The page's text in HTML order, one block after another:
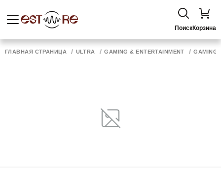
ПоискКорзина
ГЛАВНАЯ СТРАНИЦА ULTRA GAMING & ENTERTAINMENT GAMING